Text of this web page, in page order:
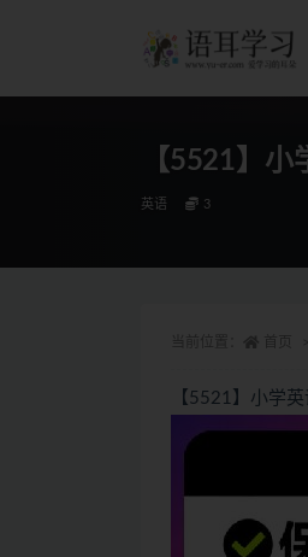
【5521】
英语 3
【5521】小学